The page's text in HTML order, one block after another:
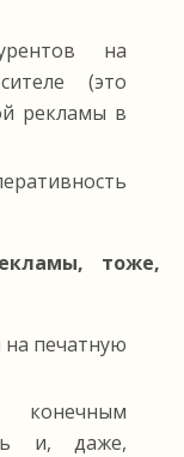
на
(это
рекламы в
тоже,
печатную
и, даже,